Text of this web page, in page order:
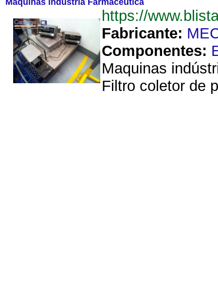
Maquinas indústria Farmacêutica
https://
Fabricante:
Componentes:
Maquinas
Filtro coletor de